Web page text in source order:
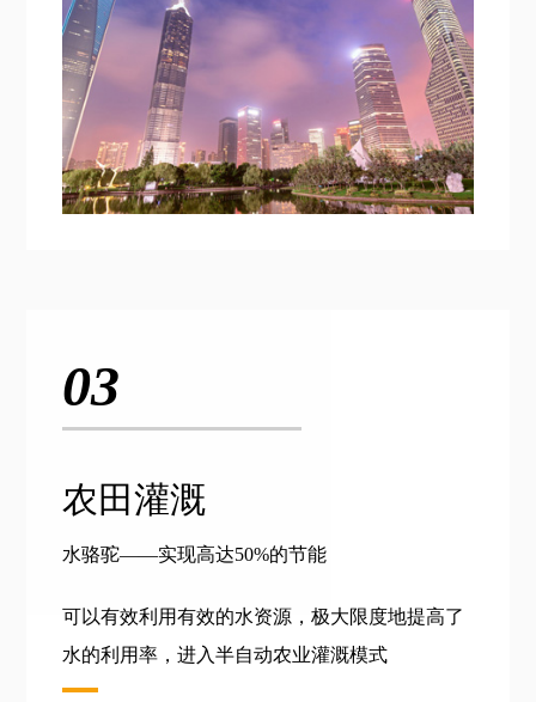
03
农田灌溉
水骆驼——实现高达50%的节能
可以有效利用有效的水资源，极大限度地提高了
水的利用率，进入半自动农业灌溉模式